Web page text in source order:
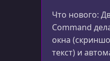
Что нового:
Command
окна
текст) и